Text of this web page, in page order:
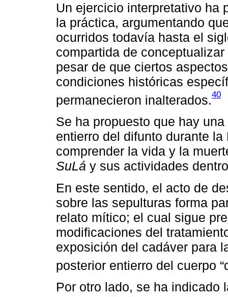
Un ejercicio interpretativo ha
la práctica, argumentando
ocurridos todavía hasta el
compartida de
pesar de que ciertos
condiciones históricas
permanecieron inalterados.40
Se ha propuesto que hay
entierro del difunto durante
comprender la vida y la
SuLá y sus actividades
En este sentido, el acto de
sobre las sepulturas forma
relato mítico; el cual sigue
modificaciones del
exposición del cadáver para
posterior entierro del cuerpo
Por otro lado, se ha indicado